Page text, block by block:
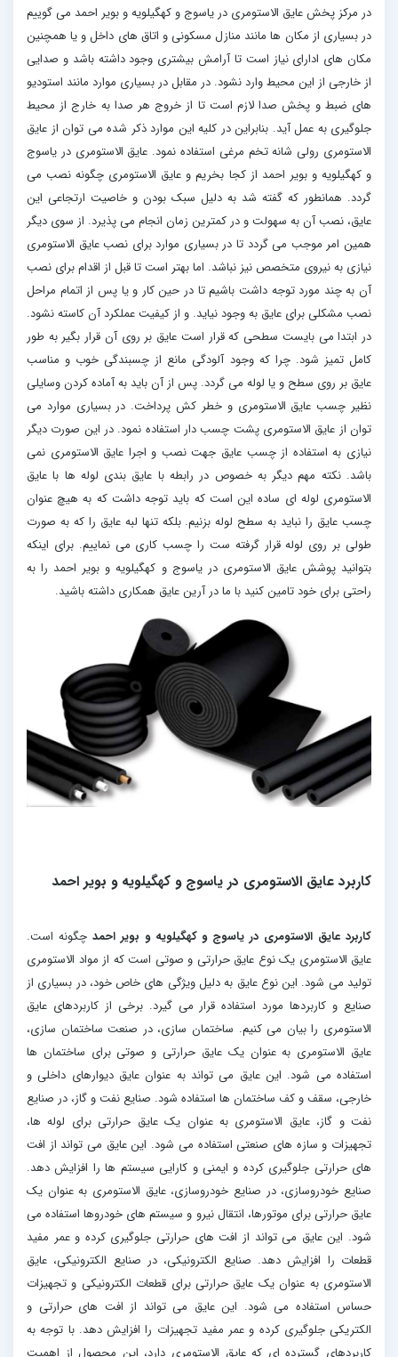
در مرکز پخش عایق الاستومری در یاسوج و کهگیلویه و بویر احمد می گوییم
در بسیاری از مکان ها مانند منازل مسکونی و اتاق های داخل و یا همچنین
مکان های ادارای نیاز است تا آرامش بیشتری وجود داشته باشد و صدایی
از خارجی از این محیط وارد نشود. در مقابل در بسیاری موارد مانند استودیو
های ضبط و پخش صدا لازم است تا از خروج هر صدا به خارج از محیط
جلوگیری به عمل آید. بنابراین در کلیه این موارد ذکر شده می توان از عایق
الاستومری رولی شانه تخم مرغی استفاده نمود. عایق الاستومری در یاسوج
و کهگیلویه و بویر احمد از کجا بخریم و عایق الاستومری چگونه نصب می
گردد. همانطور که گفته شد به دلیل سبک بودن و خاصیت ارتجاعی این
عایق، نصب آن به سهولت و در کمترین زمان انجام می پذیرد. از سوی دیگر
همین امر موجب می گردد تا در بسیاری موارد برای نصب عایق الاستومری
نیازی به نیروی متخصص نیز نباشد. اما بهتر است تا قبل از اقدام برای نصب
آن به چند مورد توجه داشت باشیم تا در حین کار و یا پس از اتمام مراحل
نصب مشکلی برای عایق به وجود نیاید. و از کیفیت عملکرد آن کاسته نشود.
در ابتدا می بایست سطحی که قرار است عایق بر روی آن قرار بگیر به طور
کامل تمیز شود. چرا که وجود آلودگی مانع از چسبندگی خوب و مناسب
عایق بر روی سطح و یا لوله می گردد. پس از آن باید به آماده کردن وسایلی
نظیر چسب عایق الاستومری و خطر کش پرداخت. در بسیاری موارد می
توان از عایق الاستومری پشت چسب دار استفاده نمود. در این صورت دیگر
نیازی به استفاده از چسب عایق جهت نصب و اجرا عایق الاستومری نمی
باشد. نکته مهم دیگر به خصوص در رابطه با عایق بندی لوله ها با عایق
الاستومری لوله ای ساده این است که باید توجه داشت که به هیچ عنوان
چسب عایق را نباید به سطح لوله بزنیم. بلکه تنها لبه عایق را که به صورت
طولی بر روی لوله قرار گرفته ست را چسب کاری می نماییم. برای اینکه
بتوانید پوشش عایق الاستومری در یاسوج و کهگیلویه و بویر احمد را به
راحتی برای خود تامین کنید با ما در آرین عایق همکاری داشته باشید.
کاربرد عایق الاستومری در یاسوج و کهگیلویه و بویر احمد
کاربرد عایق الاستومری در یاسوج و کهگیلویه و بویر احمد چگونه است.
عایق الاستومری یک نوع عایق حرارتی و صوتی است که از مواد الاستومری
تولید می شود. این نوع عایق به دلیل ویژگی های خاص خود، در بسیاری از
صنایع و کاربردها مورد استفاده قرار می گیرد. برخی از کاربردهای عایق
الاستومری را بیان می کنیم. ساختمان سازی، در صنعت ساختمان سازی،
عایق الاستومری به عنوان یک عایق حرارتی و صوتی برای ساختمان ها
استفاده می شود. این عایق می تواند به عنوان عایق دیوارهای داخلی و
خارجی، سقف و کف ساختمان ها استفاده شود. صنایع نفت و گاز، در صنایع
نفت و گاز، عایق الاستومری به عنوان یک عایق حرارتی برای لوله ها،
تجهیزات و سازه های صنعتی استفاده می شود. این عایق می تواند از افت
های حرارتی جلوگیری کرده و ایمنی و کارایی سیستم ها را افزایش دهد.
صنایع خودروسازی، در صنایع خودروسازی، عایق الاستومری به عنوان یک
عایق حرارتی برای موتورها، انتقال نیرو و سیستم های خودروها استفاده می
شود. این عایق می تواند از افت های حرارتی جلوگیری کرده و عمر مفید
قطعات را افزایش دهد. صنایع الکترونیکی، در صنایع الکترونیکی، عایق
الاستومری به عنوان یک عایق حرارتی برای قطعات الکترونیکی و تجهیزات
حساس استفاده می شود. این عایق می تواند از افت های حرارتی و
الکتریکی جلوگیری کرده و عمر مفید تجهیزات را افزایش دهد. با توجه به
کاربردهای گسترده ای که عایق الاستومری دارد، این محصول از اهمیت